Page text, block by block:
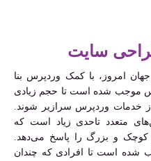
امروز، با کمک وردپرس بنا
موجب شده است تا حجم زیادی
خدمات وردپرس سرازیر شوند.
متعدد تاحدی زیاد است که
کوچک و بزرگ را پاسخ می‌دهد.
شده است تا افرادی که چندان